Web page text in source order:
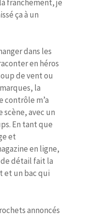
franchement, je
ça à un
dans les
en héros
de vent ou
la
contrôle m’a
avec un
En tant que
et
en ligne,
détail fait la
et un bac qui
annoncés